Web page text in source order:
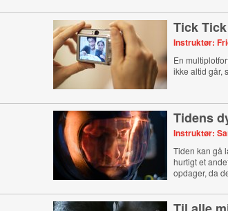
Tick
Instruktør:
En
ikke altid går,
Tidens
Instruktør:
Tiden kan gå
hurtigt et
opdager, da